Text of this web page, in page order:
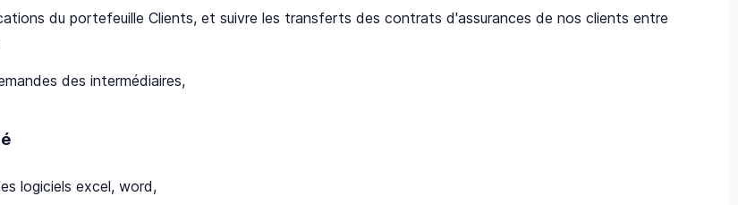
du portefeuille Clients, et suivre les transferts des contrats d'assurances de nos clients entre
des intermédiaires,
logiciels excel, word,